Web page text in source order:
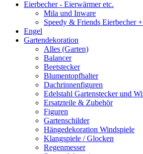
Eierbecher - Eierwärmer etc.
Mila und Inware
Speedy & Friends Eierbecher
Engel
Gartendekoration
Alles (Garten)
Balancer
Beetstecker
Blumentopfhalter
Dachrinnenfiguren
Edelstahl Gartenstecker und
Ersatzteile & Zubehör
Figuren
Gartenschilder
Hängedekoration Windspiele
Klangspiele / Glocken
Regenmesser